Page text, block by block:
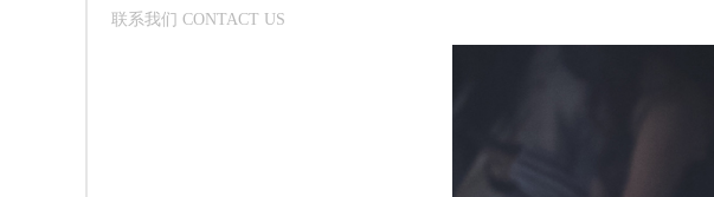
联系我们 CONTACT US